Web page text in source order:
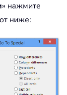
» нажмите
ниже: